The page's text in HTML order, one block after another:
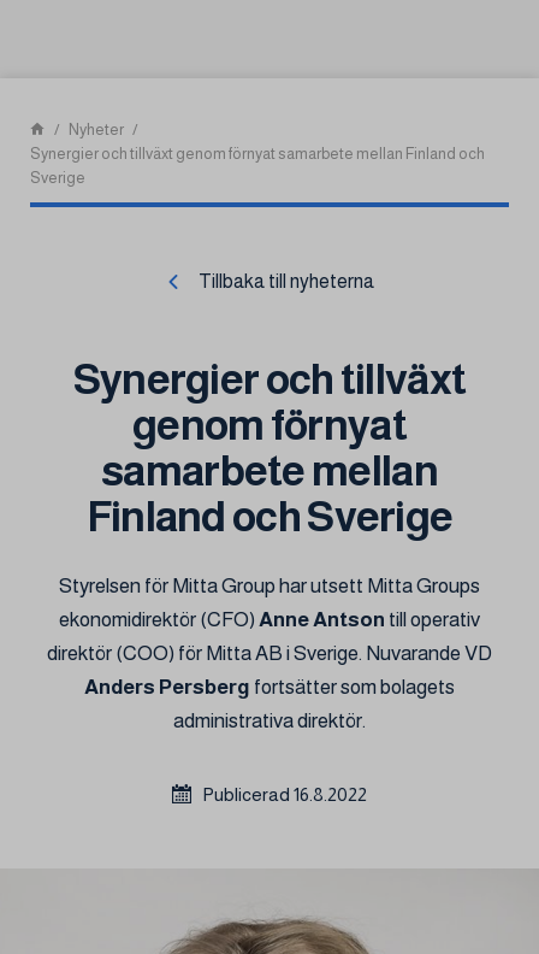
Nyheter
Synergier och tillväxt genom förnyat samarbete mellan Finland och
Sverige
Tillbaka till nyheterna
Synergier och tillväxt
genom förnyat
samarbete mellan
Finland och Sverige
Styrelsen för Mitta Group har utsett Mitta Groups
ekonomidirektör (CFO) Anne Antson till operativ
direktör (COO) för Mitta AB i Sverige. Nuvarande VD
Anders Persberg fortsätter som bolagets
administrativa direktör.
Publicerad 16.8.2022